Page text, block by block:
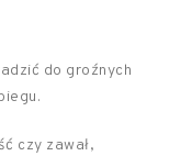
do groźnych
czy zawał,